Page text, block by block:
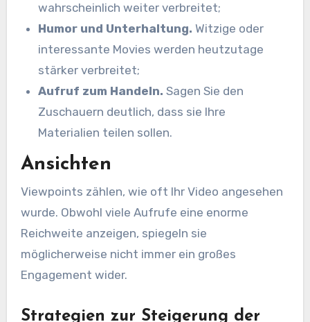
wahrscheinlich weiter verbreitet;
Humor und Unterhaltung.Witzige oder
interessante Movies werden heutzutage
stärker verbreitet;
Aufruf zum Handeln. Sagen Sie den
Zuschauern deutlich, dass sie Ihre
Materialien teilen sollen.
Ansichten
Viewpoints zählen, wie oft Ihr Video angesehen
wurde. Obwohl viele Aufrufe eine enorme
Reichweite anzeigen, spiegeln sie
möglicherweise nicht immer ein großes
Engagement wider.
Strategien zur Steigerung der